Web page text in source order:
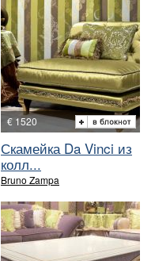
€ 1520
Скамейка Da Vinci из
колл...
Bruno Zampa